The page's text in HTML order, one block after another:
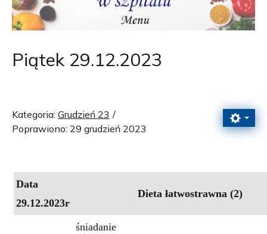
Piątek 29.12.2023
Kategoria: Grudzień 23
Poprawiono: 29 grudzień 2023
Data
29.12.2023r
Dieta łatwostrawna (2)
śniadanie